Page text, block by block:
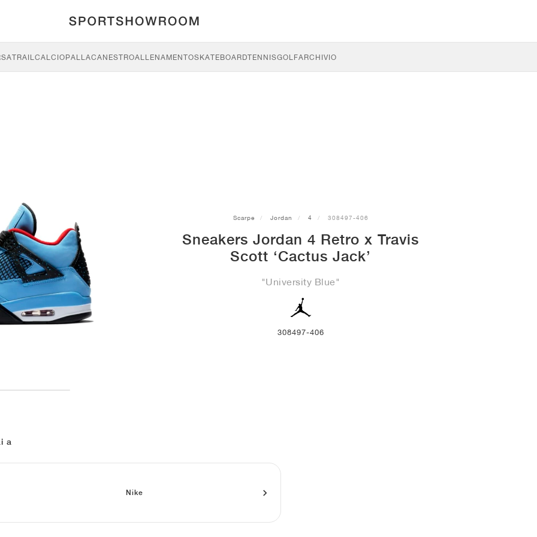
TRAILCALCIOPALLACANESTROALLENAMENTOSKATEBOARDTENNISGOLFARCHIVIO
Scarpe Jordan 4 308497-406
Sneakers Jordan 4 Retro x Travis
Scott ‘Cactus Jack’
"University Blue"
308497-406
a
Nike